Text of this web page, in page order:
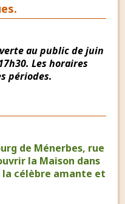
au public de juin
Les horaires
périodes.
de Ménerbes, rue
la Maison dans
la célèbre amante et